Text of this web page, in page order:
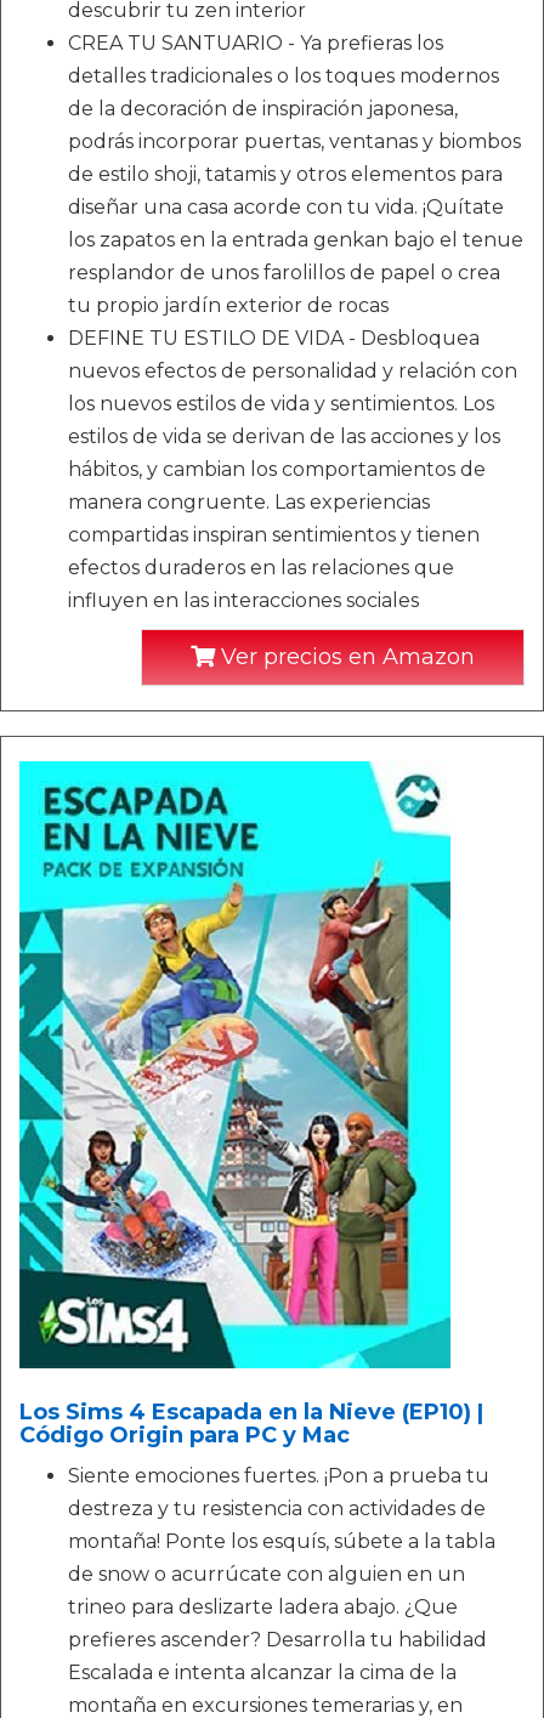
descubrir tu zen interior
CREA TU SANTUARIO - Ya prefieras los
detalles tradicionales o los toques modernos
de la decoración de inspiración japonesa,
podrás incorporar puertas, ventanas y biombos
de estilo shoji, tatamis y otros elementos para
diseñar una casa acorde con tu vida. ¡Quítate
los zapatos en la entrada genkan bajo el tenue
resplandor de unos farolillos de papel o crea
tu propio jardín exterior de rocas
DEFINE TU ESTILO DE VIDA - Desbloquea
nuevos efectos de personalidad y relación con
los nuevos estilos de vida y sentimientos. Los
estilos de vida se derivan de las acciones y los
hábitos, y cambian los comportamientos de
manera congruente. Las experiencias
compartidas inspiran sentimientos y tienen
efectos duraderos en las relaciones que
influyen en las interacciones sociales
Ver precios en Amazon
Los Sims 4 Escapada en la Nieve (EP10) |
Código Origin para PC y Mac
Siente emociones fuertes. ¡Pon a prueba tu
destreza y tu resistencia con actividades de
montaña! Ponte los esquís, súbete a la tabla
de snow o acurrúcate con alguien en un
trineo para deslizarte ladera abajo. ¿Que
prefieres ascender? Desarrolla tu habilidad
Escalada e intenta alcanzar la cima de la
montaña en excursiones temerarias y, en